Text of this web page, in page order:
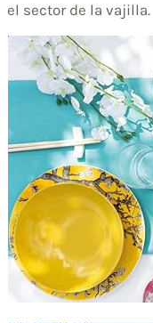
el sector de la vajilla.